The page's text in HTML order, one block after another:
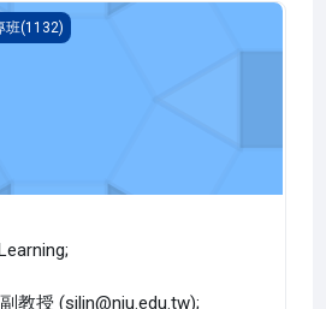
班(1132)
教授 (sjlin@niu.edu.tw);